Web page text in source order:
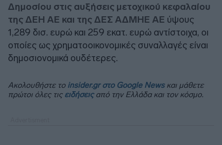
Δημοσίου στις αυξήσεις μετοχικού κεφαλαίου
της ΔΕΗ ΑΕ και της ΔΕΣ ΑΔΜΗΕ ΑΕ ύψους
1,289 δισ. ευρώ και 259 εκατ. ευρώ αντίστοιχα, οι
οποίες ως χρηματοοικονομικές συναλλαγές είναι
δημοσιονομικά ουδέτερες.
Ακολουθήστε το insider.gr στο Google Newsκαι μάθετε
πρώτοι όλες τις ειδήσειςαπό την Ελλάδα και τον κόσμο.